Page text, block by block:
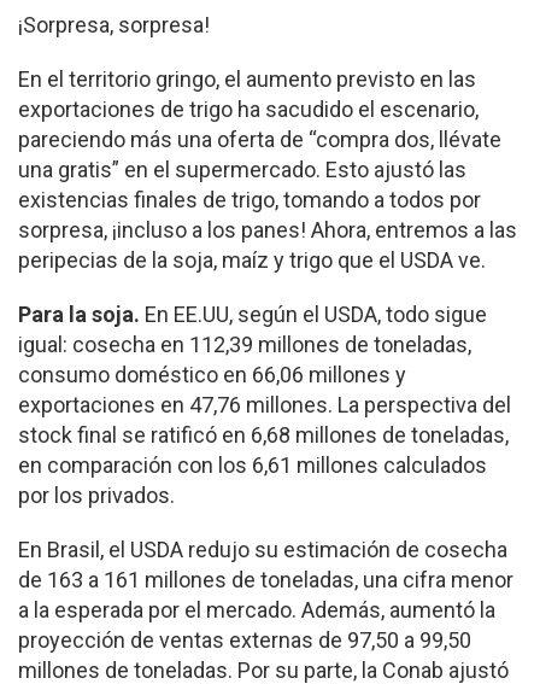
¡Sorpresa, sorpresa!
En el territorio gringo, el aumento previsto en las
exportaciones de trigo ha sacudido el escenario,
pareciendo más una oferta de “compra dos, llévate
una gratis” en el supermercado. Esto ajustó las
existencias finales de trigo, tomando a todos por
sorpresa, ¡incluso a los panes! Ahora, entremos a las
peripecias de la soja, maíz y trigo que el USDA ve.
Para la soja. En EE.UU, según el USDA, todo sigue
igual: cosecha en 112,39 millones de toneladas,
consumo doméstico en 66,06 millones y
exportaciones en 47,76 millones. La perspectiva del
stock final se ratificó en 6,68 millones de toneladas,
en comparación con los 6,61 millones calculados
por los privados.
En Brasil, el USDA redujo su estimación de cosecha
de 163 a 161 millones de toneladas, una cifra menor
a la esperada por el mercado. Además, aumentó la
proyección de ventas externas de 97,50 a 99,50
millones de toneladas. Por su parte, la Conab ajustó